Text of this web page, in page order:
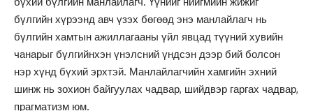
бүлгийн хүрээнд авч үзэх бөгөөд энэ манлайлагч нь
бүлгийн хамтын ажиллагааны үйл явцад түүний хувийн
чанарыг бүлгийнхэн үнэлсний үндсэн дээр бий болсон
нэр хүнд бүхий эрхтэй. Манлайлагчийн хамгийн эхний
шинж нь зохион байгуулах чадвар, шийдвэр гаргах чадвар,
прагматизм юм.